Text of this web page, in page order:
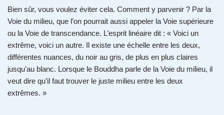
Bien sûr, vous voulez éviter cela. Comment y parvenir ? Par la
Voie du milieu, que l’on pourrait aussi appeler la Voie supérieure
ou la Voie de transcendance. L’esprit linéaire dit : « Voici un
extrême, voici un autre. Il existe une échelle entre les deux,
différentes nuances, du noir au gris, de plus en plus claires
jusqu’au blanc. Lorsque le Bouddha parle de la Voie du milieu, il
veut dire qu’il faut trouver le juste milieu entre les deux
extrêmes. »